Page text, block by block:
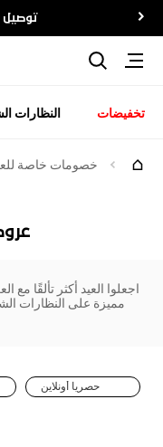
توصيل
تخفيضات النظارات
خصومات خاصة
اجعلوا العيد أكثر تألقًا
مميزة على النظارات
حصريا أونلاين